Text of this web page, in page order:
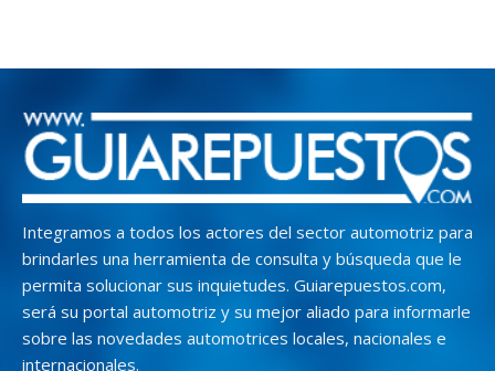
Integramos a todos los actores del sector automotriz para
brindarles una herramienta de consulta y búsqueda que le
permita solucionar sus inquietudes. Guiarepuestos.com,
será su portal automotriz y su mejor aliado para informarle
sobre las novedades automotrices locales, nacionales e
internacionales.